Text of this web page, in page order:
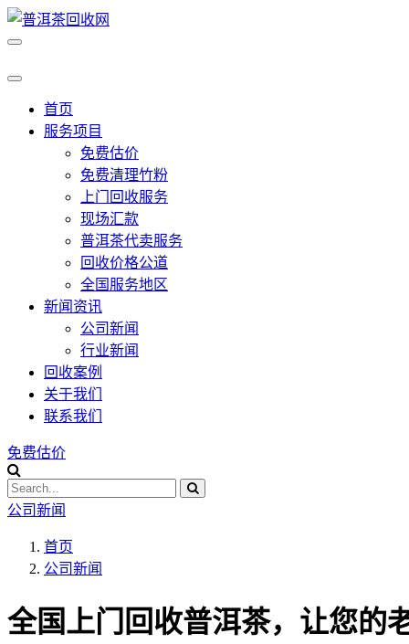
首页
服务项目
免费估价
免费清理竹粉
上门回收服务
现场汇款
普洱茶代卖服务
回收价格公道
全国服务地区
新闻资讯
公司新闻
行业新闻
回收案例
关于我们
联系我们
免费估价
公司新闻
首页
公司新闻
全国上门回收普洱茶，让您的